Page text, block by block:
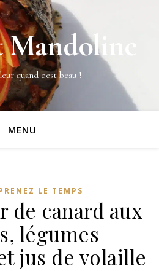
quand c'est beau !
MENU
LE TEMPS
de canard aux
légumes
jus de volaille